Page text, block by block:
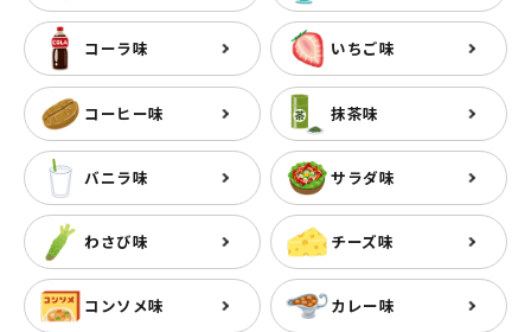
コーラ味 いちご味
コーヒー味 抹茶味
バニラ味 サラダ味
わさび味 チーズ味
コンソメ味 カレー味